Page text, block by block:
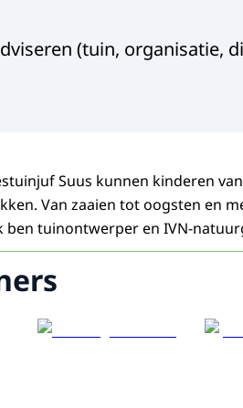
(tuin,
Suus kunnen kinderen
Van zaaien tot oogsten en
ben tuinontwerper en IVN-